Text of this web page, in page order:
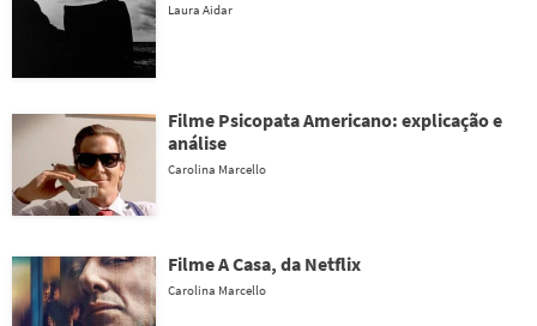
Laura Aidar
Filme Psicopata Americano: explicação e
análise
Carolina Marcello
Filme A Casa, da Netflix
Carolina Marcello